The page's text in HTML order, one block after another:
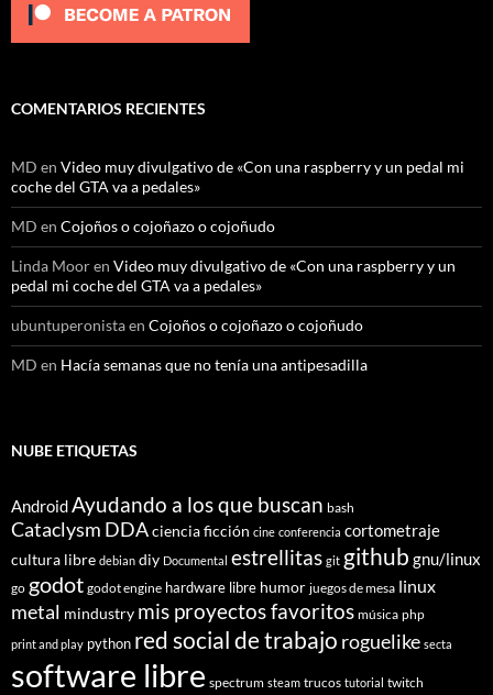
COMENTARIOS RECIENTES
MD en Video muy divulgativo de «Con una raspberry y un pedal mi
coche del GTA va a pedales»
MD en Cojoños o cojoñazo o cojoñudo
Linda Mooren Video muy divulgativo de «Con una raspberry y un
pedal mi coche del GTA va a pedales»
ubuntuperonistaen Cojoños o cojoñazo o cojoñudo
MD en Hacía semanas que no tenía una antipesadilla
NUBE ETIQUETAS
AndroidAyudando a los que buscan bash
Cataclysm DDAciencia ficción cine conferencia cortometraje
cultura libre debian diy Documental estrellitas git github gnu/linux
go godot godot engine hardware libre humor juegos de mesa linux
metal mindustry mis proyectos favoritos música php
print and play python red social de trabajo roguelike secta
software libre spectrum steam trucos tutorial twitch